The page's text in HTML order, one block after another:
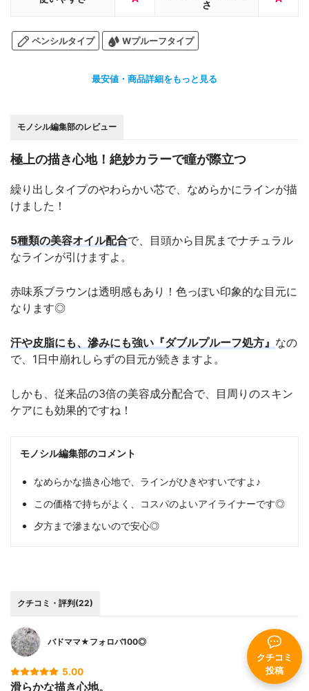
クチコミ
投稿
さ
ペンシルタイプ Wプルーフタイプ
最安値・商品詳細をもっと見る
モノシル編集部のレビュー
極上の描き心地！絶妙カラーで瞳が際立つ
繰り出しタイプのやわらかい芯で、なめらかにラインが描
けました！
5種類の美容オイル配合で、目頭から目尻までナチュラル
なラインが引けますよ。
赤味系ブラウンは透明感もあり！色っぽい印象的な目元に
なります◎
汗や皮脂にも、滲みにも強い『ダブルプルーフ処方』 なの
で、1日中崩れしらずの目元が続きますよ。
しかも、従来品の3倍の美容成分配合で、目周りのスキン
ケアにも効果的ですね！
モノシル編集部のコメント
なめらかな描き心地で、ラインがひきやすいですよ♪
この価格で持ちがよく、コスパのよいアイライナーです◎
夕方まで滲まないので安心◎
クチコミ・評判(22)
バドママ★フォロバ100◎
5.00
滑らかな描き心地。